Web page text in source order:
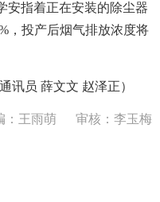
安指着正在安装的除尘器
，投产后烟气排放浓度将
员 薛文文 赵泽正）
：王雨萌 审核：李玉梅